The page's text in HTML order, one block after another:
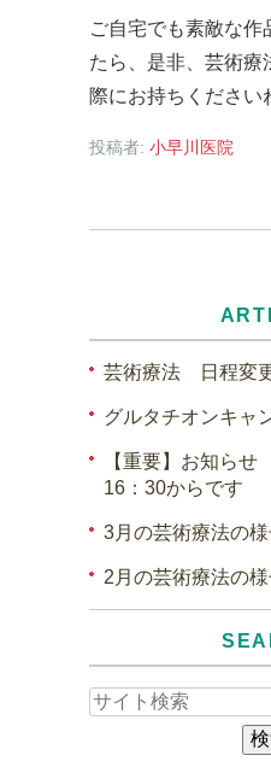
ご自宅でも素敵な作
たら、是非、芸術療
際にお持ちください
投稿者: 小早川医院
芸術療法 日程変
グルタチオンキャ
【重要】お知ら
16：30からです
3月の芸術療法の
2月の芸術療法の